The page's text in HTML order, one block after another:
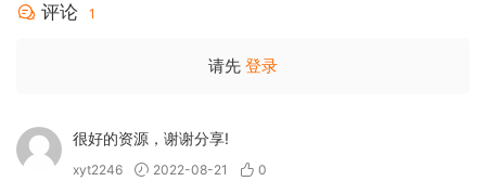
评论 1
请先 登录
很好的资源，谢谢分享!
xyt2246 2022-08-21 0